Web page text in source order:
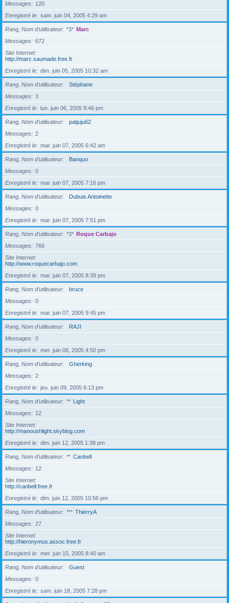
Messages
120
Enregistré le
sam. juin 04, 2005 4:29 am
Rang, Nom d’utilisateur *3* Marc
Messages
672
Site Internet
http://marc.saumade.free.fr
Enregistré le
dim. juin 05, 2005 10:32 am
Rang, Nom d’utilisateur
Stéphane
Messages
3
Enregistré le
lun. juin 06, 2005 9:46 pm
Rang, Nom d’utilisateur
patjuju62
Messages
2
Enregistré le
mar. juin 07, 2005 6:42 am
Rang, Nom d’utilisateur
Banquo
Messages
0
Enregistré le
mar. juin 07, 2005 7:16 pm
Rang, Nom d’utilisateur
Dubuis Antoinette
Messages
0
Enregistré le
mar. juin 07, 2005 7:51 pm
Rang, Nom d’utilisateur *3* Roque Carbajo
Messages
766
Site Internet
http://www.roquecarbajo.com
Enregistré le
mar. juin 07, 2005 8:39 pm
Rang, Nom d’utilisateur
bruce
Messages
0
Enregistré le
mar. juin 07, 2005 9:45 pm
Rang, Nom d’utilisateur
RAJI
Messages
0
Enregistré le
mer. juin 08, 2005 4:50 pm
Rang, Nom d’utilisateur
Gherking
Messages
2
Enregistré le
jeu. juin 09, 2005 6:13 pm
Rang, Nom d’utilisateur ** Light
Messages
12
Site Internet
http://manoushlight.skyblog.com
Enregistré le
dim. juin 12, 2005 1:38 pm
Rang, Nom d’utilisateur ** Canbell
Messages
12
Site Internet
http://canbell.free.fr
Enregistré le
dim. juin 12, 2005 10:56 pm
Rang, Nom d’utilisateur *** ThierryA
Messages
27
Site Internet
http://hieronymus.assoc.free.fr
Enregistré le
mer. juin 15, 2005 8:40 am
Rang, Nom d’utilisateur
Guest
Messages
0
Enregistré le
sam. juin 18, 2005 7:28 pm